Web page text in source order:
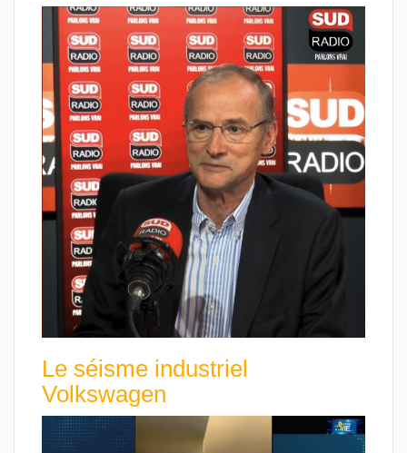
Le séisme industriel
Volkswagen